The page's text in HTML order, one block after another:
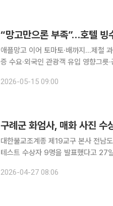
“망고만으론 부족”…호텔 빙
애플망고 이어 토마토·배까지…제철
증 수요·외국인 관광객 유입 영향그릇
지고 있다. 과거에는 제주 애플망고
2026-05-15 09:00
구례군 화엄사, 매화 사진 수
대한불교조계종 제19교구 본사 전남
테스트 수상자 9명을 발표했다고 27일 밝혔다. 올해 응모작은 총 1666점(전
문 대상(총무원장상)은 '정적 속의 개
2026-04-27 08:06